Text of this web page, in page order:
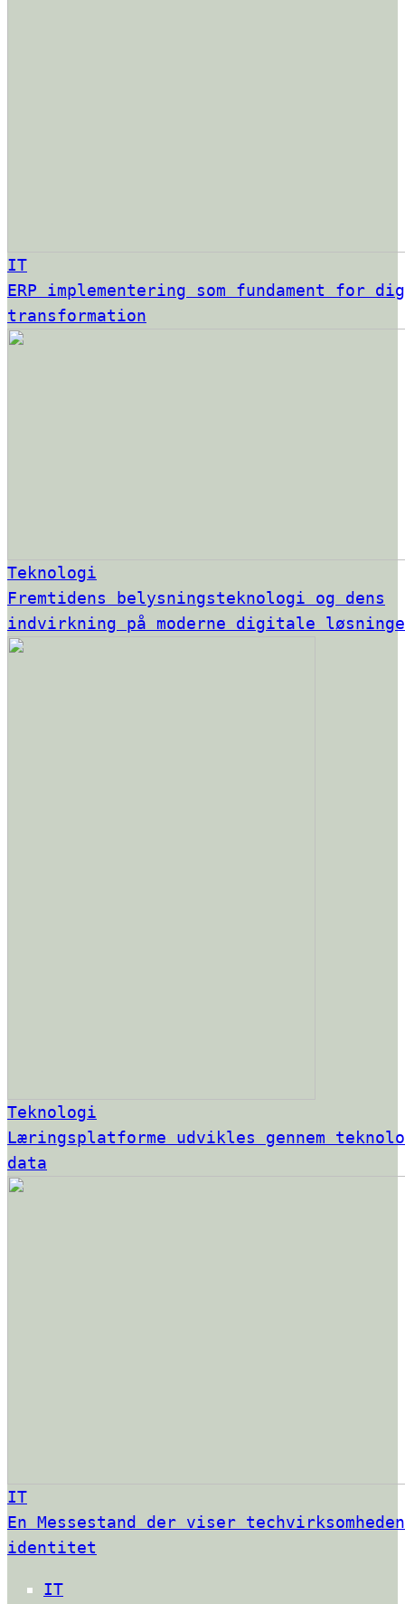
IT
ERP implementering som fundament for
transformation
Teknologi
Fremtidens belysningsteknologi og dens
indvirkning på moderne digitale
Teknologi
Læringsplatforme udvikles gennem
data
IT
En Messestand der viser
identitet
IT